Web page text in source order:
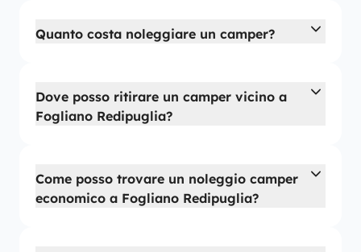
Quanto costa noleggiare un camper?
Dove posso ritirare un camper vicino a
Fogliano Redipuglia?
Come posso trovare un noleggio camper
economico a Fogliano Redipuglia?